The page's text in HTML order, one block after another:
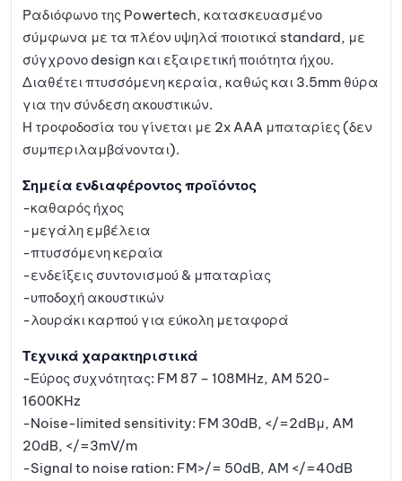
Ραδιόφωνο της Powertech, κατασκευασμένο
σύμφωνα με τα πλέον υψηλά ποιοτικά standard, με
σύγχρονο design και εξαιρετική ποιότητα ήχου.
Διαθέτει πτυσσόμενη κεραία, καθώς και 3.5mm θύρα
για την σύνδεση ακουστικών.
Η τροφοδοσία του γίνεται με 2x AAA μπαταρίες (δεν
συμπεριλαμβάνονται).
Σημεία ενδιαφέροντος προϊόντος
-καθαρός ήχος
-μεγάλη εμβέλεια
-πτυσσόμενη κεραία
-ενδείξεις συντονισμού & μπαταρίας
-υποδοχή ακουστικών
-λουράκι καρπού για εύκολη μεταφορά
Τεχνικά χαρακτηριστικά
-Εύρος συχνότητας: FM 87 – 108MHz, AM 520-
1600KHz
-Noise-limited sensitivity: FM 30dB, </=2dBμ, AM
20dB, </=3mV/m
-Signal to noise ration: FM>/= 50dB, AM </=40dB